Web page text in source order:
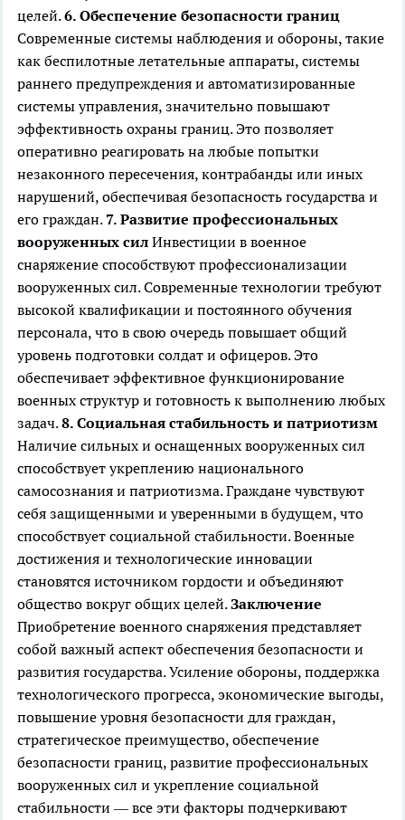
целей.6. Обеспечение безопасности границ
Современные системы наблюдения и обороны, такие
как беспилотные летательные аппараты, системы
раннего предупреждения и автоматизированные
системы управления, значительно повышают
эффективность охраны границ. Это позволяет
оперативно реагировать на любые попытки
незаконного пересечения, контрабанды или иных
нарушений, обеспечивая безопасность государства и
его граждан.7. Развитие профессиональных
вооруженных сил Инвестиции в военное
снаряжение способствуют профессионализации
вооруженных сил. Современные технологии требуют
высокой квалификации и постоянного обучения
персонала, что в свою очередь повышает общий
уровень подготовки солдат и офицеров. Это
обеспечивает эффективное функционирование
военных структур и готовность к выполнению любых
задач.8. Социальная стабильность и патриотизм
Наличие сильных и оснащенных вооруженных сил
способствует укреплению национального
самосознания и патриотизма. Граждане чувствуют
себя защищенными и уверенными в будущем, что
способствует социальной стабильности. Военные
достижения и технологические инновации
становятся источником гордости и объединяют
общество вокруг общих целей.Заключение
Приобретение военного снаряжения представляет
собой важный аспект обеспечения безопасности и
развития государства. Усиление обороны, поддержка
технологического прогресса, экономические выгоды,
повышение уровня безопасности для граждан,
стратегическое преимущество, обеспечение
безопасности границ, развитие профессиональных
вооруженных сил и укрепление социальной
стабильности — все эти факторы подчеркивают